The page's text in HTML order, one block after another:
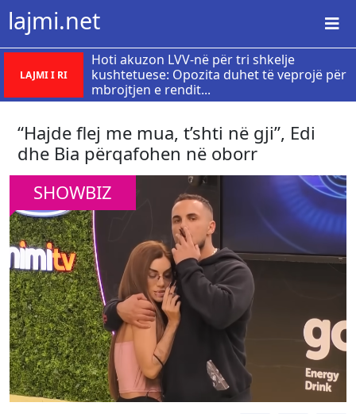
lajmi.net
LAJMI I RI
Hoti akuzon LVV-në për tri shkelje
kushtetuese: Opozita duhet të veprojë për
mbrojtjen e rendit...
“Hajde flej me mua, t’shti në gji”, Edi
dhe Bia përqafohen në oborr
SHOWBIZ